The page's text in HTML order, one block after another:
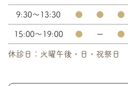
9:30～13:30 ● ● ●
15:00～19:00 ● ー ●
休診日：火曜午後・日・祝祭日